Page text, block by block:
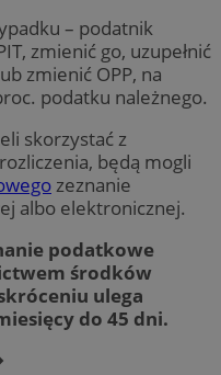
– podatnik
zmienić go, uzupełnić
zmienić OPP, na
podatku należnego.
skorzystać z
będą mogli
zeznanie
albo elektronicznej.
podatkowe
środków
ulega
do 45 dni.